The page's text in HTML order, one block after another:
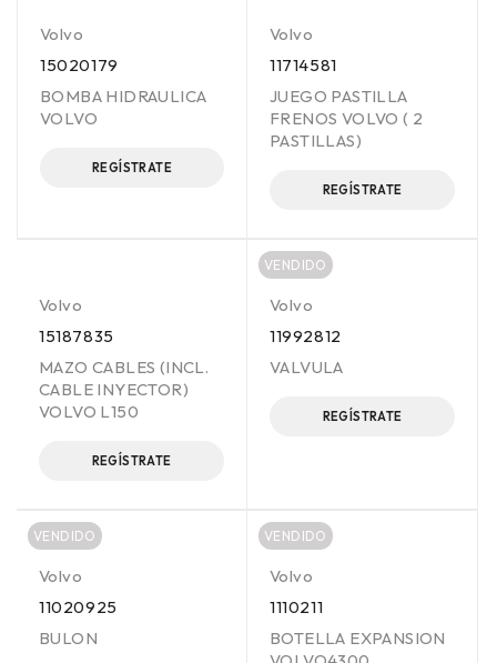
Volvo
15020179
BOMBA HIDRAULICA
VOLVO
REGÍSTRATE
Volvo
11714581
JUEGO PASTILLA
FRENOS VOLVO ( 2
PASTILLAS)
REGÍSTRATE
Volvo
15187835
MAZO CABLES (INCL.
CABLE INYECTOR)
VOLVO L150
REGÍSTRATE
VENDIDO
Volvo
11992812
VALVULA
REGÍSTRATE
VENDIDO
Volvo
11020925
BULON
VENDIDO
Volvo
1110211
BOTELLA EXPANSION